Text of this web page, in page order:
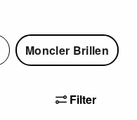
Moncler Brillen
Filter